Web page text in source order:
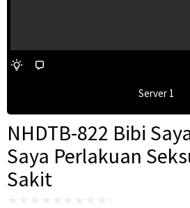
Server 1
NHDTB-822 Bibi
Saya Perlakuan
Sakit